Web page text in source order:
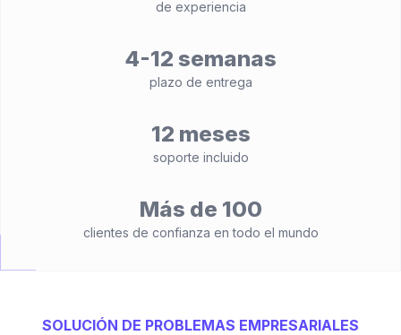
de experiencia
4-12 semanas
plazo de entrega
12 meses
soporte incluido
Más de 100
clientes de confianza en todo el mundo
SOLUCIÓN DE PROBLEMAS EMPRESARIALES